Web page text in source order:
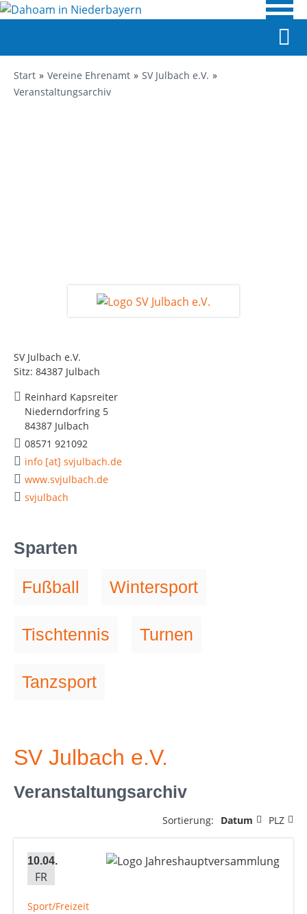
Start Vereine Ehrenamt
SV Julbach e.V.
Veranstaltungsarchiv
SV Julbach e.V.
Sitz: 84387 Julbach
Reinhard Kapsreiter
Niederndorfring 5
84387 Julbach
08571 921092
info [at] svjulbach.de
www.svjulbach.de
svjulbach
Sparten
Fußball Wintersport
Tischtennis Turnen
Tanzsport
SV Julbach e.V.
Veranstaltungsarchiv
Sortierung: Datum PLZ
10.04.
FR
Sport/Freizeit